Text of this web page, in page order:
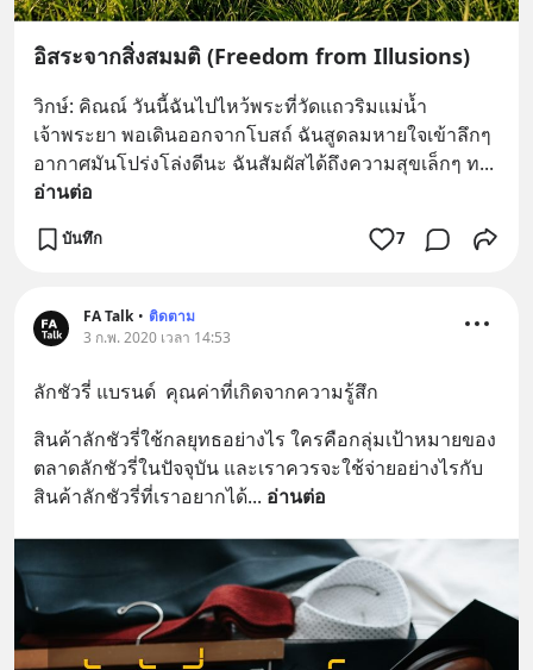
อิสระจากสิ่งสมมติ (Freedom from Illusions)
วิกษ์: คิณณ์ วันนี้ฉันไปไหว้พระที่วัดแถวริมแม่น้ำ
เจ้าพระยา พอเดินออกจากโบสถ์ ฉันสูดลมหายใจเข้าลึกๆ
อากาศมันโปร่งโล่งดีนะ ฉันสัมผัสได้ถึงความสุขเล็กๆ ท
อ่านต่อ
บันทึก 7
FA Talk • ติดตาม
3 ก.พ. 2020 เวลา 14:53
ลักชัวรี่ แบรนด์  คุณค่าที่เกิดจากความรู้สึก
สินค้าลักชัวรี่ใช้กลยุทธอย่างไร ใครคือกลุ่มเป้าหมายของ
ตลาดลักชัวรี่ในปัจจุบัน และเราควรจะใช้จ่ายอย่างไรกับ
สินค้าลักชัวรี่ที่เราอยากได้... อ่านต่อ